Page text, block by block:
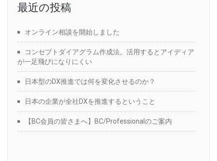
最近の投稿
オンライン相談を開始しました
コンセプトダイアグラム作成法。活用するとアイディア
が一足飛びになりにくい
日本型のDX推進では何を変化させるのか？
日本の企業が全社DXを推進するということ
【BC会員の皆さまへ】BC/Professionalのご案内